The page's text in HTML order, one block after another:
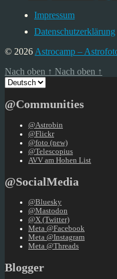
Impressum
Datenschutzerklärung
© 2026 Astrocamp –
Nach oben ↑ Nach oben ↑
Sprache
auswählen
@Communities
@Astrobin
@Flickr
@foto (new)
@Telescopius
AVV am Hohen List
@SocialMedia
@Bluesky
@Mastodon
@X (Twitter)
Meta @Facebook
Meta @Instagram
Meta @Threads
Blogger